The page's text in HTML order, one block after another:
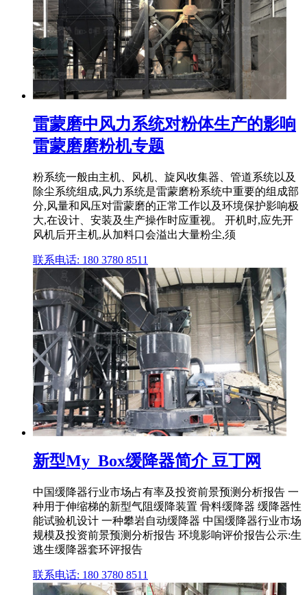
雷蒙磨中风力系统对粉体生产的影响
雷蒙磨磨粉机专题
粉系统一般由主机、风机、旋风收集器、管道系统以及
除尘系统组成,风力系统是雷蒙磨粉系统中重要的组成部
分,风量和风压对雷蒙磨的正常工作以及环境保护影响极
大,在设计、安装及生产操作时应重视。 开机时,应先开
风机后开主机,从加料口会溢出大量粉尘,须
联系电话: 180 3780 8511
新型My_Box缓降器简介 豆丁网
中国缓降器行业市场占有率及投资前景预测分析报告 一
种用于伸缩梯的新型气阻缓降装置 骨料缓降器 缓降器性
能试验机设计 一种攀岩自动缓降器 中国缓降器行业市场
规模及投资前景预测分析报告 环境影响评价报告公示:生
逃生缓降器套环评报告
联系电话: 180 3780 8511